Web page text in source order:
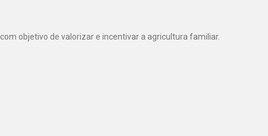
com objetivo de valorizar e incentivar a agricultura familiar.